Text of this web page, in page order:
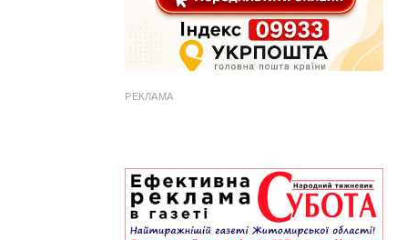
РЕКЛАМА